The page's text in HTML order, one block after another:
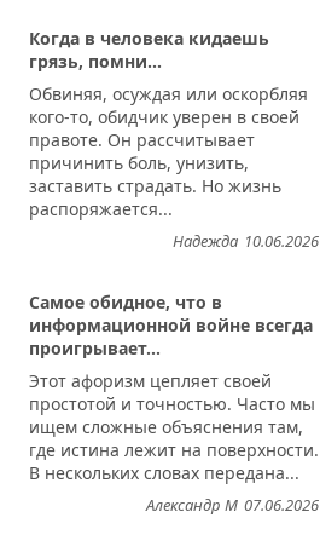
Когда в человека кидаешь
грязь, помни...
Обвиняя, осуждая или оскорбляя
кого-то, обидчик уверен в своей
правоте. Он рассчитывает
причинить боль, унизить,
заставить страдать. Но жизнь
распоряжается...
10.06.2026
Надежда
Самое обидное, что в
информационной войне всегда
проигрывает...
Этот афоризм цепляет своей
простотой и точностью. Часто мы
ищем сложные объяснения там,
где истина лежит на поверхности.
В нескольких словах передана...
07.06.2026
Александр М